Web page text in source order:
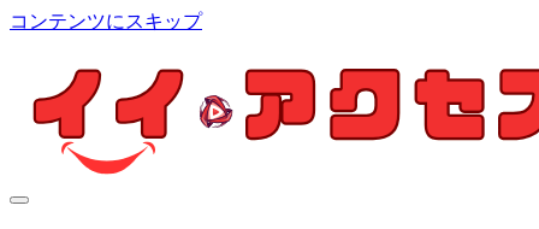
コンテンツにスキップ